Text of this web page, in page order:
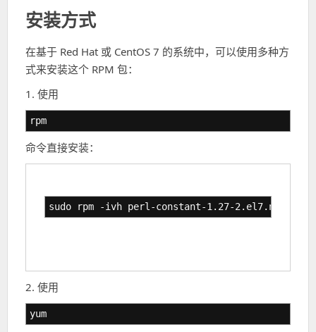
安装方式
在基于 Red Hat 或 CentOS 7 的系统中，可以使用多种方
式来安装这个 RPM 包：
1. 使用
rpm
命令直接安装：
sudo rpm -ivh perl-constant-1.27-
2. 使用
yum